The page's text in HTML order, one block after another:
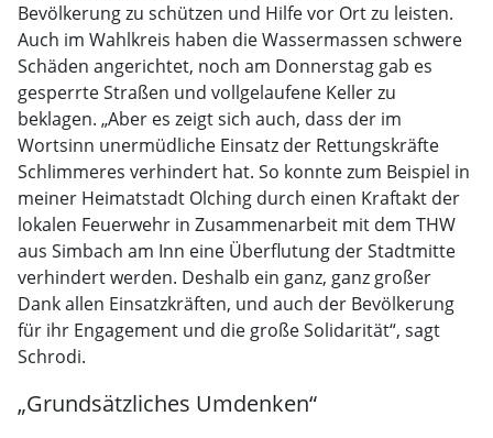
Bevölkerung zu schützen und Hilfe vor Ort zu leisten.
Auch im Wahlkreis haben die Wassermassen schwere
Schäden angerichtet, noch am Donnerstag gab es
gesperrte Straßen und vollgelaufene Keller zu
beklagen. „Aber es zeigt sich auch, dass der im
Wortsinn unermüdliche Einsatz der Rettungskräfte
Schlimmeres verhindert hat. So konnte zum Beispiel in
meiner Heimatstadt Olching durch einen Kraftakt der
lokalen Feuerwehr in Zusammenarbeit mit dem THW
aus Simbach am Inn eine Überflutung der Stadtmitte
verhindert werden. Deshalb ein ganz, ganz großer
Dank allen Einsatzkräften, und auch der Bevölkerung
für ihr Engagement und die große Solidarität“, sagt
Schrodi.
„Grundsätzliches Umdenken“